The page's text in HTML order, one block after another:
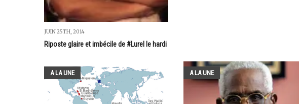
JUIN 25TH, 2014
Riposte glaire et imbécile de #Lurel le hardi
A LA UNE A LA UNE